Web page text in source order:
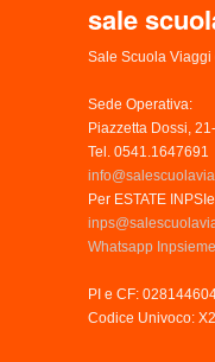
sale
Sale Scuola Viaggi
Sede Operativa:
Piazzetta Dossi,
Tel. 0541.1647691
Per ESTATE
Whatsapp Inpsieme
PI e CF:
Codice Univoco: